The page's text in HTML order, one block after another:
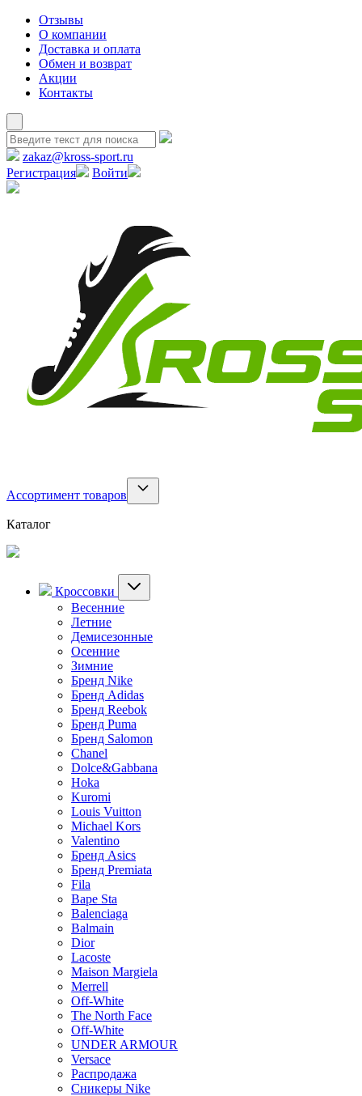
Отзывы
О компании
Доставка и оплата
Обмен и возврат
Акции
Контакты
zakaz@kross-sport.ru
Регистрация
Войти
Ассортимент товаров
Каталог
Кроссовки
Весенние
Летние
Демисезонные
Осенние
Зимние
Бренд Nike
Бренд Adidas
Бренд Reebok
Бренд Puma
Бренд Salomon
Chanel
Dolce&Gabbana
Hoka
Kuromi
Louis Vuitton
Michael Kors
Valentino
Бренд Asics
Бренд Premiata
Fila
Bape Sta
Balenciaga
Balmain
Dior
Lacoste
Maison Margiela
Merrell
Off-White
The North Face
Off-White
UNDER ARMOUR
Versace
Распродажа
Сникеры Nike